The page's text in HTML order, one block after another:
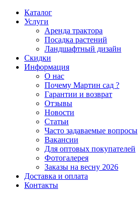
Каталог
Услуги
Аренда трактора
Посадка растений
Ландшафтный дизайн
Скидки
Информация
О нас
Почему Мартин сад ?
Гарантии и возврат
Отзывы
Новости
Статьи
Часто задаваемые вопросы
Вакансии
Для оптовых покупателей
Фотогалерея
Заказы на весну 2026
Доставка и оплата
Контакты